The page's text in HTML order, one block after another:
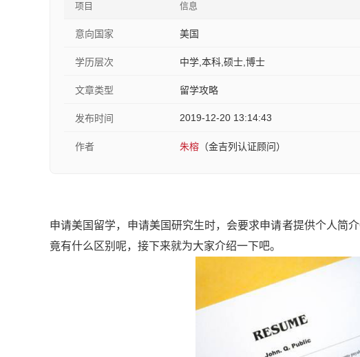
项目 信息
意向国家 美国
学历层次 中学,本科,硕士,博士
文章类型 留学攻略
发布时间 2019-12-20 13:14:43
作者 朱榕 （金吉列认证顾问）
申请美国留学，申请美国研究生时，会要求申请者提供个人简
竟有什么区别呢，接下来就为大家介绍一下吧。